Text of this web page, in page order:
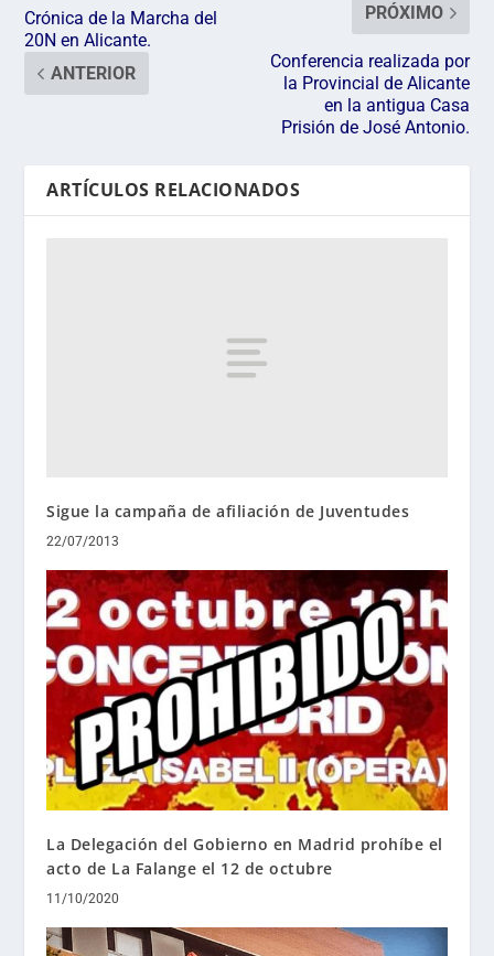
Crónica de la Marcha del
20N en Alicante.
ANTERIOR
PRÓXIMO
Conferencia realizada por
la Provincial de Alicante
en la antigua Casa
Prisión de José Antonio.
ARTÍCULOS RELACIONADOS
Sigue la campaña de afiliación de Juventudes
22/07/2013
La Delegación del Gobierno en Madrid prohíbe el
acto de La Falange el 12 de octubre
11/10/2020